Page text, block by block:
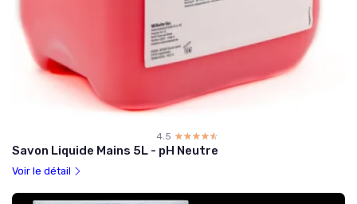
4.5 ☆☆☆☆☆
★★★★★
Savon Liquide Mains 5L - pH Neutre
Voir le détail